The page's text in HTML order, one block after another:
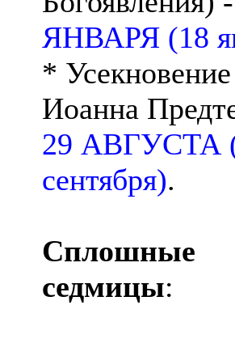
ЯНВАРЯ (18
*
Иоанна
29 АВГУСТА
сентября).
Сплошные
седмицы: